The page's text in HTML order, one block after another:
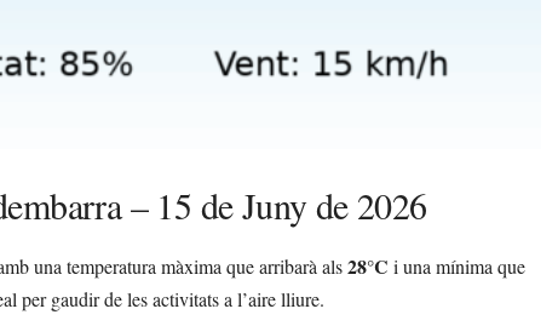
– 15 de Juny de 2026
una temperatura màxima que arribarà als28°C i una mínima que
per gaudir de les activitats a l’aire lliure.